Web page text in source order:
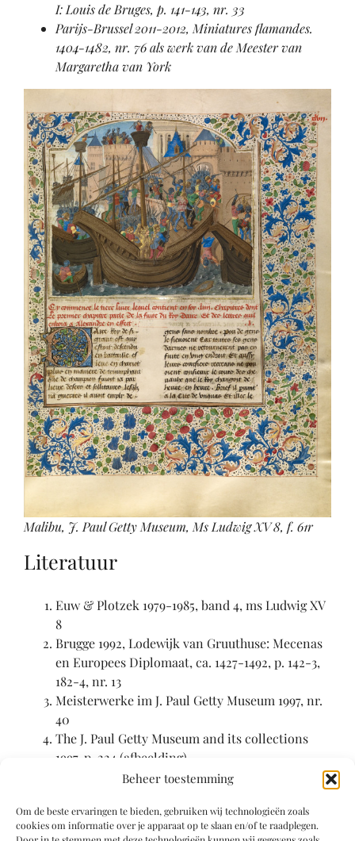
Beheer toestemming
Om de beste ervaringen te bieden, gebruiken wij technologieën zoals
cookies om informatie over je apparaat op te slaan en/of te raadplegen.
I: Louis de Bruges, p. 141-143, nr. 33
Parijs-Brussel 2011-2012, Miniatures flamandes.
1404-1482, nr. 76 als werk van de Meester van
Margaretha van York
Malibu, J. Paul Getty Museum, Ms Ludwig XV 8, f. 61r
Literatuur
Euw & Plotzek 1979-1985, band 4, ms Ludwig XV
8
Brugge 1992, Lodewijk van Gruuthuse: Mecenas
en Europees Diplomaat, ca. 1427-1492, p. 142-3,
182-4, nr. 13
Meisterwerke im J. Paul Getty Museum 1997, nr.
40
The J. Paul Getty Museum and its collections
1997, p. 224 (afbeelding)
Los Angeles-London 2003, Illuminating the
manuscript painting in Europe, nrs. 62, 63
Schandel & Hans-Collas 2009, Manuscrits